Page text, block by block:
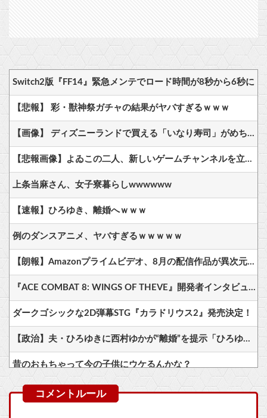
Switch2版『FF14』緊急メンテでロード時間が8秒から6秒に
【悲報】 彩・獣神祭ガチャの結果がヤバすぎるｗｗｗ
【画像】 ディズニーランドで買える「いなり寿司」がめちゃめちゃ美味しそう
【悲報画像】よゐこの二人、新しいゲームチャンネルを立ち上げるwwww
上条当麻さん、女子寮暮らしwwwwww
【速報】ひろゆき、離婚へｗｗｗ
例のダンスアニメ、ヤバすぎるｗｗｗｗｗ
【朗報】Amazonプライムビデオ、8月の配信作品が異次元の凄さ！体感気温50度越えへ
『ACE COMBAT 8: WINGS OF THEVE』開発者インタビュー・サウンド編が公開、ヘッドホン推奨！7.1.4ch対応のこだわりサウンドを体験可能
ダークゴシックな2D弾幕STG『カラドリウス2』発売決定！
【政治】夫・ひろゆきに西村ゆかが“離婚”を提示「ひろゆき＆いずみ新党（仮）」の届け出を知らされず激怒「信頼関係が保てない状態で夫婦を続けるのは無理」
昔のおもちゃって今の子供にウケるんかな？
いまだに続いていると聞いてビビる漫画「ながされて藍蘭島」「咲」「らき☆すた」